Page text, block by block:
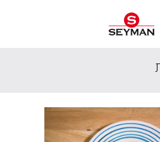
הבית מתכונים ארוחה חלבית